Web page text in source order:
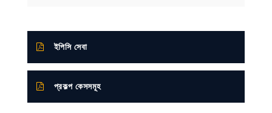
ইপিসি সেবা
প্রকল্প কেসসমূহ